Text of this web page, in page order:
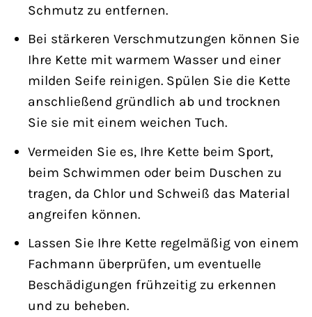
Schmutz zu entfernen.
Bei stärkeren Verschmutzungen können Sie
Ihre Kette mit warmem Wasser und einer
milden Seife reinigen. Spülen Sie die Kette
anschließend gründlich ab und trocknen
Sie sie mit einem weichen Tuch.
Vermeiden Sie es, Ihre Kette beim Sport,
beim Schwimmen oder beim Duschen zu
tragen, da Chlor und Schweiß das Material
angreifen können.
Lassen Sie Ihre Kette regelmäßig von einem
Fachmann überprüfen, um eventuelle
Beschädigungen frühzeitig zu erkennen
und zu beheben.